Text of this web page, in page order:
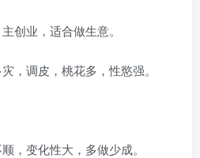
创业，适合做生意。
，调皮，桃花多，性慾强。
，变化性大，多做少成。